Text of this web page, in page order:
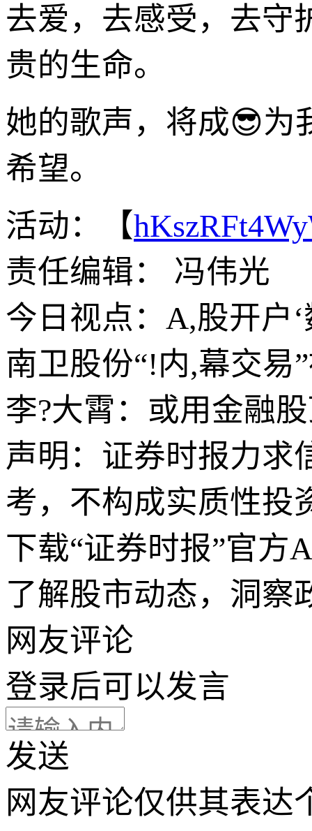
去爱，去感受，去守
贵的生命。
她的歌声，将成😎为
希望。
活动：【
责任编辑： 冯伟光
今日视点：A,股开户
南卫股份“!内,幕交易
李?大霄：或用金融
声明：证券时报力求
考，不构成实质性投
下载“证券时报”官方
了解股市动态，洞察
网友评论
登录后可以发言
发送
网友评论仅供其表达